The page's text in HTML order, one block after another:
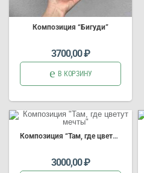
Композиция “Бигуди”
3700,00₽
В КОРЗИНУ
Композиция “Там, где цветут мечты”
3000,00₽